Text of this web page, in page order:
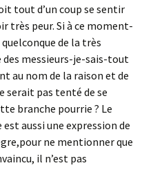
tout d’un coup se sentir
très peur. Si à ce moment-
de la très
des messieurs-je-sais-tout
au nom de la raison et de
serait pas tenté de se
branche pourrie ? Le
aussi une expression de
ne mentionner que
il n’est pas